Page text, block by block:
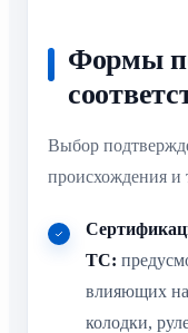
Формы
Выбор
происхождения и
ТС:
влияющих на
колодки,